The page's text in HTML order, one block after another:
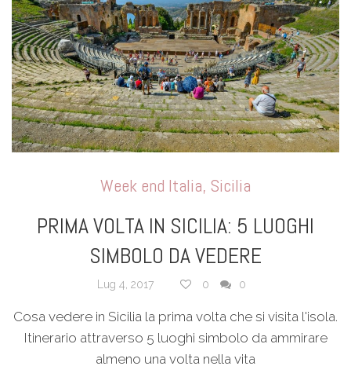
Week end Italia, Sicilia
PRIMA VOLTA IN SICILIA: 5 LUOGHI
SIMBOLO DA VEDERE
Lug 4, 2017 0 0
Cosa vedere in Sicilia la prima volta che si visita l'isola.
Itinerario attraverso 5 luoghi simbolo da ammirare
almeno una volta nella vita